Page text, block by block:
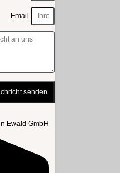
Email
senden
Ewald GmbH